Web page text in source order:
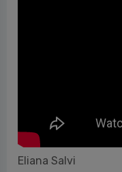
Eliana Salvi